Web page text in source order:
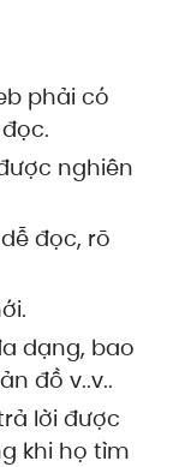
phải có
nghiên
đọc, rõ
dạng, bao
đồ v..v..
lời được
khi họ tìm